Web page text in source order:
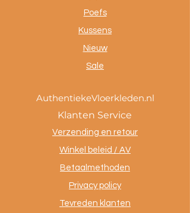
Poefs
Kussens
Nieuw
Sale
AuthentiekeVloerkleden.nl
Klanten Service
Verzending en retour
Winkel beleid / AV
Betaalmethoden
Privacy policy
Tevreden klanten